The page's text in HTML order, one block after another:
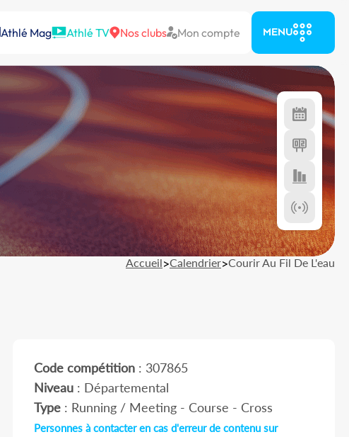
Athlé Mag Athlé TV Nos clubs Mon compte MENU
Accueil>Calendrier>Courir Au Fil De L'eau
Code compétition: 307865
Niveau: Départemental
Type: Running / Meeting - Course - Cross
Personnes à contacter en cas d'erreur de contenu sur